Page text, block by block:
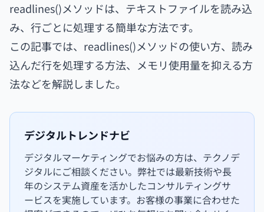
readlines()メソッドは、テキストファイルを読み込
み、行ごとに処理する簡単な方法です。
この記事では、readlines()メソッドの使い方、読み
込んだ行を処理する方法、メモリ使用量を抑える方
法などを解説しました。
デジタルトレンドナビ
デジタルマーケティングでお悩みの方は、テクノデ
ジタルにご相談ください。弊社では最新技術や長
年のシステム資産を活かしたコンサルティングサ
ービスを実施しています。お客様の事業に合わせた